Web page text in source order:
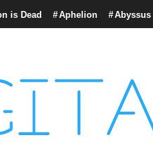
is Dead Aphelion Abyssus